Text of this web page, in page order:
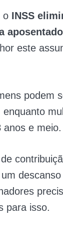
o INSS
este
podem
anos e meio.
para isso.